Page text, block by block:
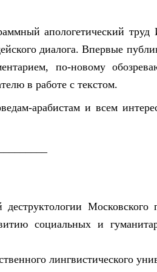
апологетический
диалога. Впервые
по-новому
в работе с текстом.
арабистам и всем
Московского
социальных и
лингвистического